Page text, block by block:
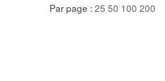
Par page : 25 50 100 200